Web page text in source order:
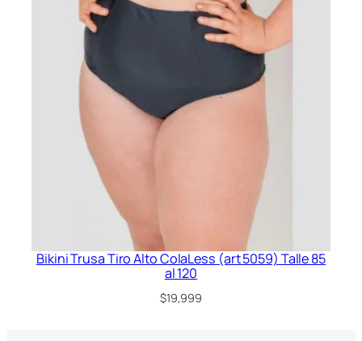
Bikini Trusa Tiro Alto ColaLess (art 5059) Talle 85
al 120
$19,999